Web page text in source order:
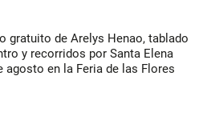
gratuito de Arelys Henao, tablado
y recorridos por Santa Elena
agosto en la Feria de las Flores